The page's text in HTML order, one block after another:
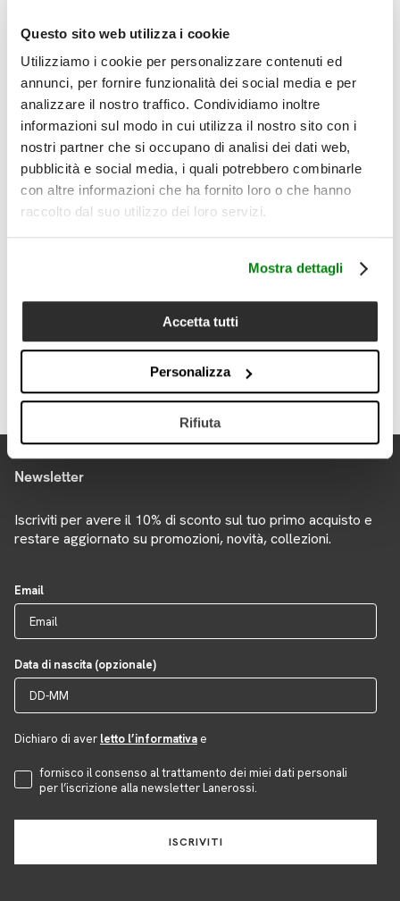
Questo sito web utilizza i cookie
Utilizziamo i cookie per personalizzare contenuti ed
annunci, per fornire funzionalità dei social media e per
analizzare il nostro traffico. Condividiamo inoltre
informazioni sul modo in cui utilizza il nostro sito con i
nostri partner che si occupano di analisi dei dati web,
pubblicità e social media, i quali potrebbero combinarle
con altre informazioni che ha fornito loro o che hanno
raccolto dal suo utilizzo dei loro servizi.
Mostra dettagli
Accetta tutti
Personalizza
Rifiuta
STANDARD 100, Triennale interpreta la lana come
superficie di colore, racconto e morbidezza. Una proposta
Lanerossi per chi cerca un plaid d’archivio, caldo e grafico,
con una presenza scenografica ma misurata.
Il prodotto comprende:
1 plaid
Dettagli
• Tipologia prodotto: plaid
• Composizione: 100% lana vergine merino extrafine
• Misura: 140x200 cm
• Peso: 350 g/m²
• Pattern Triennale d’archivio
• Disegno modernista con punti e righe su grande scala
• Ideale per divano, poltrona e fondo letto
non candeggiare al cloro; non stirare
Newsletter
Iscriviti per avere il 10% di sconto sul tuo primo acquisto e
restare aggiornato su promozioni, novità, collezioni.
Email
Data di nascita (opzionale)
Dichiaro di aver letto l’informativa e
Accettazione Privacy
fornisco il consenso al trattamento dei miei dati personali
per l’iscrizione alla newsletter Lanerossi.
ISCRIVITI